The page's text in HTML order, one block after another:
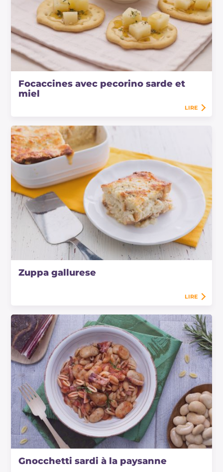
Focaccines avec pecorino sarde et
miel
LIRE
Zuppa gallurese
LIRE
Gnocchetti sardi à la paysanne